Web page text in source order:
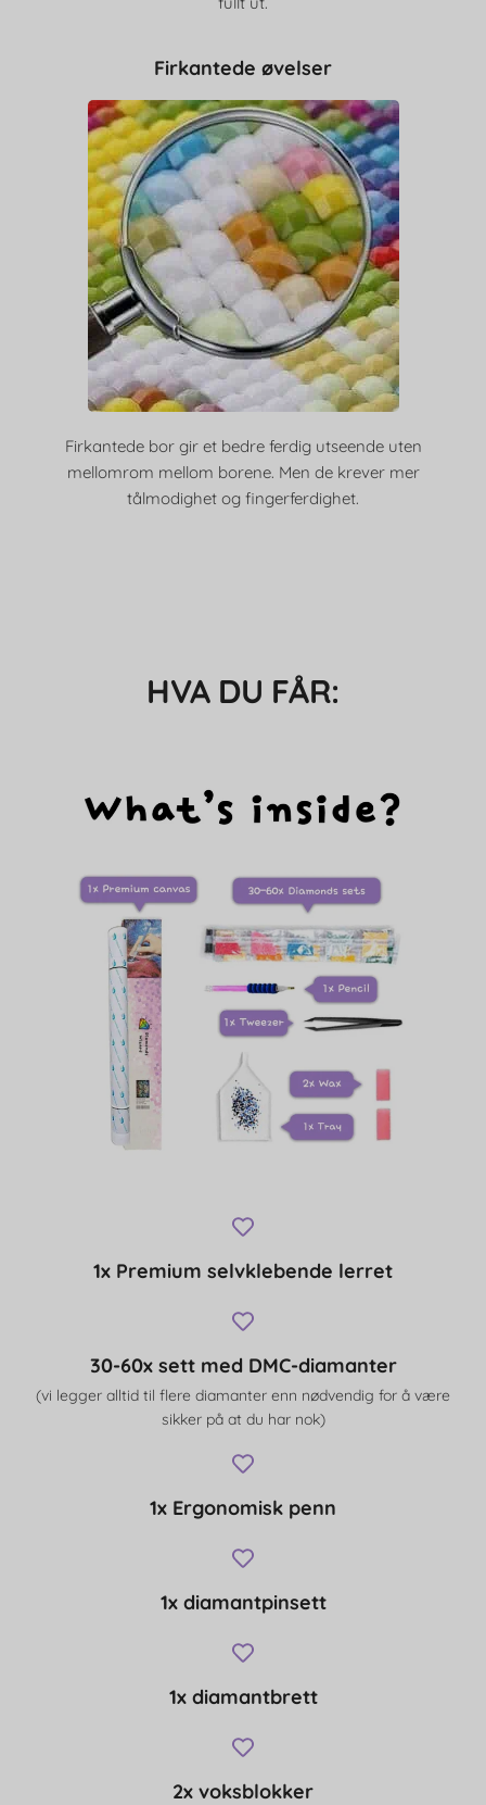
Firkantede øvelser
Firkantede bor gir et bedre ferdig utseende uten
mellomrom mellom borene. Men de krever mer
tålmodighet og fingerferdighet.
HVA DU FÅR:
1x Premium selvklebende lerret
30-60x sett med DMC-diamanter
(vi legger alltid til flere diamanter enn nødvendig for å være
sikker på at du har nok)
1x Ergonomisk penn
1x diamantpinsett
1x diamantbrett
2x voksblokker